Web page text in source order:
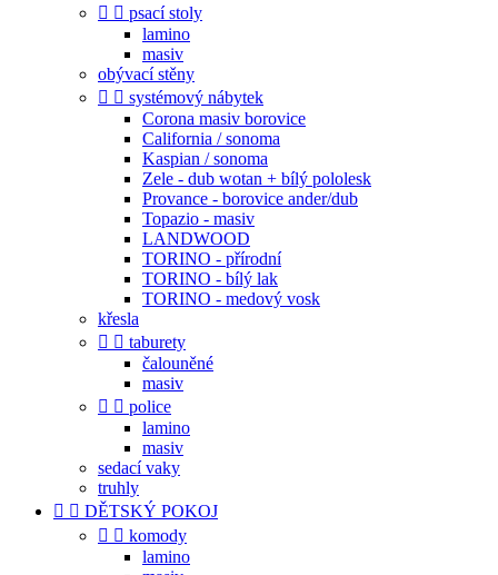
  psací stoly
lamino
masiv
obývací stěny
  systémový nábytek
Corona masiv borovice
California / sonoma
Kaspian / sonoma
Zele - dub wotan + bílý pololesk
Provance - borovice ander/dub
Topazio - masiv
LANDWOOD
TORINO - přírodní
TORINO - bílý lak
TORINO - medový vosk
křesla
  taburety
čalouněné
masiv
  police
lamino
masiv
sedací vaky
truhly
  DĚTSKÝ POKOJ
  komody
lamino